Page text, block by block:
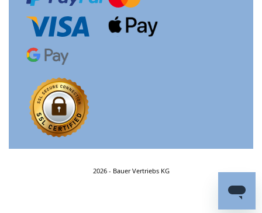
2026 - Bauer Vertriebs KG